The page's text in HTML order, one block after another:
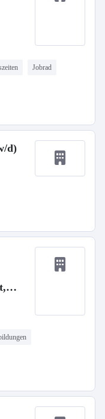
Jobrad
d)